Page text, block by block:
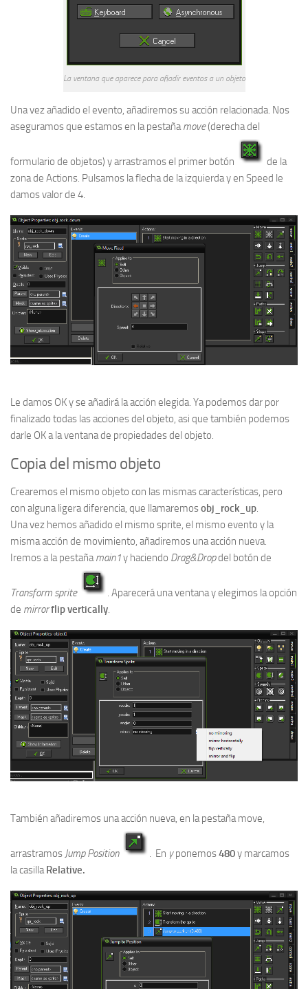
La ventana que aparece para añadir eventos a un objeto
Una vez añadido el evento, añadiremos su acción relacionada. Nos
aseguramos que estamos en la pestañamove(derecha del
formulario de objetos) y arrastramos el primer botón
de la
zona de Actions. Pulsamos la flecha de la izquierda y en Speed le
damos valor de 4.
Le damos OK y se añadirá la acción elegida. Ya podemos dar por
finalizado todas las acciones del objeto, asi que también podemos
darle OK a la ventana de propiedades del objeto.
Copia del mismo objeto
Crearemos el mismo objeto con las mismas características, pero
con alguna ligera diferencia, que llamaremosobj_rock_up.
Una vez hemos añadido el mismo sprite, el mismo evento y la
misma acción de movimiento, añadiremos una acción nueva.
Iremos a la pestañamain1y haciendo Drag&Dropdel botón de
Transform sprite
. Aparecerá una ventana y elegimos la opción
de mirrorflip vertically.
También añadiremos una acción nueva, en la pestaña move,
arrastramos Jump Position . En yponemos480y marcamos
la casilla Relative.